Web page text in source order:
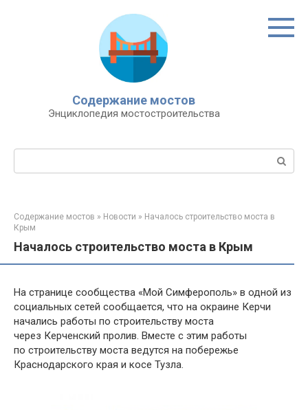
Содержание мостов
Энциклопедия мостостроительства
Поиск:
Содержание мостов » Новости » Началось строительство моста в
Крым
Началось строительство моста в Крым
На странице сообщества «Мой Симферополь» в одной из
социальных сетей сообщается, что на окраине Керчи
начались работы по строительству моста
через Керченский пролив. Вместе с этим работы
по строительству моста ведутся на побережье
Краснодарского края и косе Тузла.